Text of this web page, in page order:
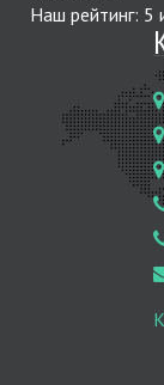
Наш рейтинг: 5